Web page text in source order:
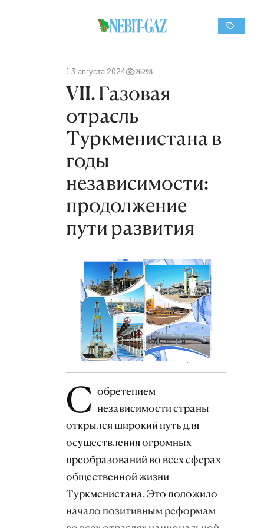
13 августа 2024 26298
VII. Газовая
отрасль
Туркменистана в
годы
независимости:
продолжение
пути развития
С обретением
независимости страны
открылся широкий путь для
осуществления огромных
преобразований во всех сферах
общественной жизни
Туркменистана. Это положило
начало позитивным реформам